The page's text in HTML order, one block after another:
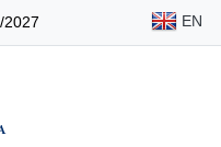
2027 EN